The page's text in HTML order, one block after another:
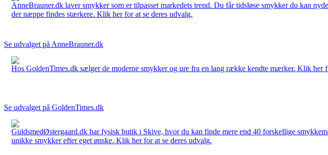
AnneBrauner.dk laver smykker som er tilpasset markedets trend. Du får tidsløse smykker du kan
der næppe findes stærkere. Klik her for at se deres udvalg.
Se udvalget på AnneBrauner.dk
Hos GoldenTimes.dk sælger de moderne smykker og ure fra en lang række kendte mærker. Klik her
Se udvalget på GoldenTimes.dk
GuldsmedØstergaard.dk har fysisk butik i Skive, hvor du kan finde mere end 40 forskellige
unikke smykker efter eget ønske. Klik her for at se deres udvalg.